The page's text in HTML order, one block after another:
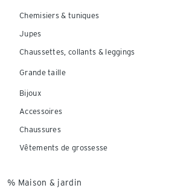
Chemisiers & tuniques
Jupes
Chaussettes, collants & leggings
Grande taille
Bijoux
Accessoires
Chaussures
Vêtements de grossesse
% Maison & jardin